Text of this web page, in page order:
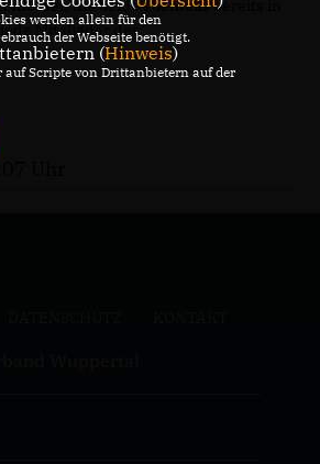
Klesser, die beide ebenfalls bereits in
Mitglieder des
waren.
werden allein für den
der Webseite benötigt.
(Hinweis)
auf Scripte von Drittanbietern auf der